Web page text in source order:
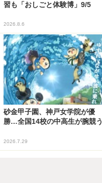
習も「おしごと体験博」9/5
2026.8.6
砂金甲子園、神戸女学院が優
勝…全国14校の中高生が腕競う
2026.7.29